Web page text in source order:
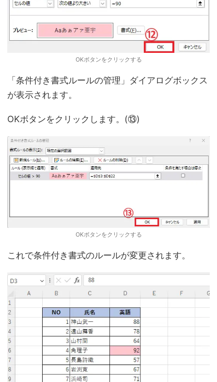
OKボタンをクリックする
「条件付き書式ルールの管理」ダイアログボックス
が表示されます。
OKボタンをクリックします。(⑬)
OKボタンをクリックする
これで条件付き書式のルールが変更されます。